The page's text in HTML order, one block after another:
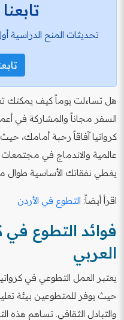
تحديثات المنح الدراسية
هل تساءلت يوماً كيف يمكنك
السفر مجاناً والمشاركة في
كرواتيا آفاقاً رحبة أمامك،
عالمية والاندماج في
يغطي نفقاتك الأساسية طوال
اقرأ أيضاً: التطوع في الأردن
فوائد التطوع في
العربي
يعتبر العمل التطوعي في
حيث يوفر للمتطوعين بيئة
والتبادل الثقافي. تساهم هذه